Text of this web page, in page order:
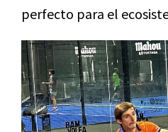
perfecto para el